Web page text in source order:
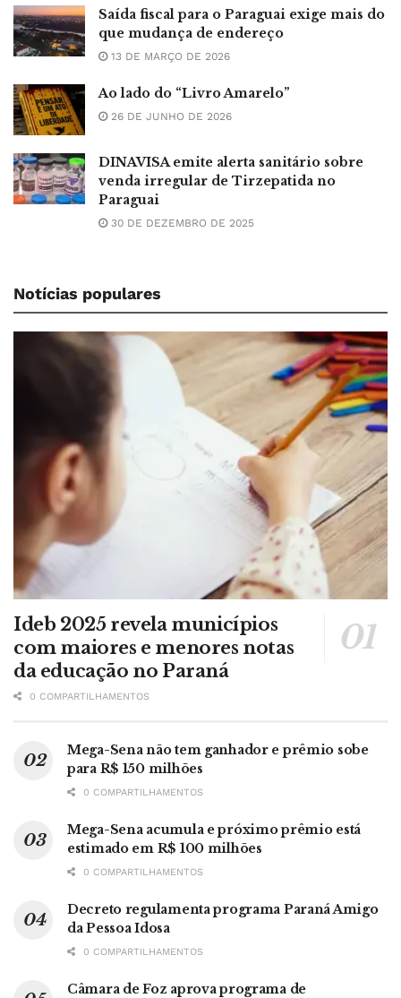
Saída fiscal para o Paraguai exige mais do
que mudança de endereço
13 DE MARÇO DE 2026
Ao lado do “Livro Amarelo”
26 DE JUNHO DE 2026
DINAVISA emite alerta sanitário sobre
venda irregular de Tirzepatida no
Paraguai
30 DE DEZEMBRO DE 2025
Notícias populares
Ideb 2025 revela municípios
com maiores e menores notas
da educação no Paraná
0 COMPARTILHAMENTOS
Mega-Sena não tem ganhador e prêmio sobe
para R$ 150 milhões
0 COMPARTILHAMENTOS
Mega-Sena acumula e próximo prêmio está
estimado em R$ 100 milhões
0 COMPARTILHAMENTOS
Decreto regulamenta programa Paraná Amigo
da Pessoa Idosa
0 COMPARTILHAMENTOS
Câmara de Foz aprova programa de